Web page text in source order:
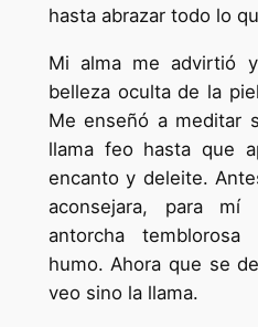
hasta abrazar todo lo
Mi alma me advirtió
belleza oculta de la
Me enseñó a meditar
llama feo hasta que
encanto y deleite.
aconsejara, para
antorcha
humo. Ahora que se
veo sino la llama.